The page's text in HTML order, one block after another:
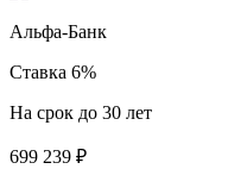
Альфа-Банк
Ставка 6%
На срок до 30 лет
699 239 ₽